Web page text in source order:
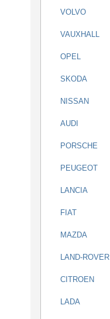
VOLVO
VAUXHALL
OPEL
SKODA
NISSAN
AUDI
PORSCHE
PEUGEOT
LANCIA
FIAT
MAZDA
LAND-ROVER
CITROEN
LADA